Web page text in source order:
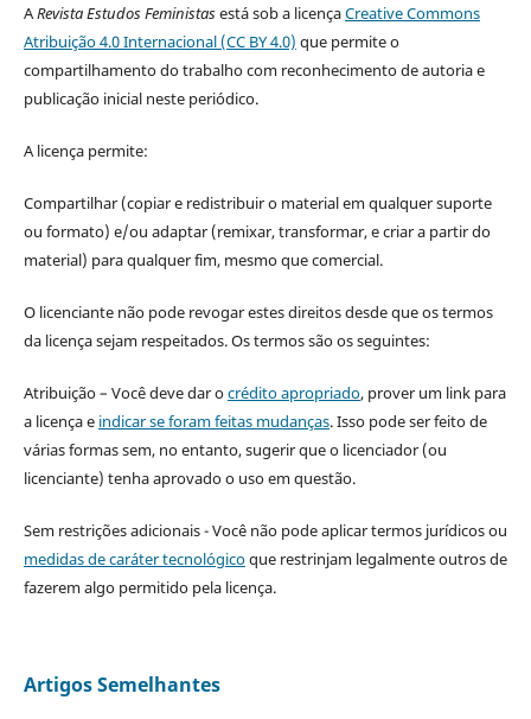
ARevista Estudos Feministasestá sob a licençaCreative Commons
Atribuição 4.0 Internacional (CC BY 4.0) que permite o
compartilhamento do trabalho com reconhecimento de autoria e
publicação inicial neste periódico.
A licença permite:
Compartilhar (copiar e redistribuir o material em qualquer suporte
ou formato) e/ou adaptar (remixar, transformar, e criar a partir do
material) para qualquer fim, mesmo que comercial.
O licenciante não pode revogar estes direitos desde que os termos
da licença sejam respeitados. Os termos são os seguintes:
Atribuição – Você deve dar ocrédito apropriado, prover um link para
a licença e indicar se foram feitas mudanças. Isso pode ser feito de
várias formas sem, no entanto, sugerir que o licenciador (ou
licenciante) tenha aprovado o uso em questão.
Sem restrições adicionais - Você não pode aplicar termos jurídicos ou
medidas de caráter tecnológicoque restrinjam legalmente outros de
fazerem algo permitido pela licença.
Artigos Semelhantes